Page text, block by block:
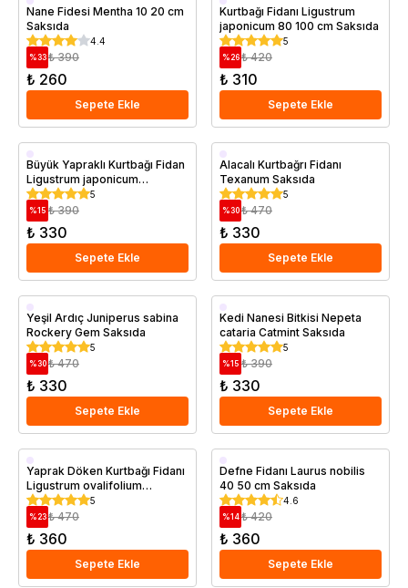
Saksıda
Nane Fidesi Mentha 10 20 cm
Saksıda
4.4
%33 ₺ 390
₺ 260
Sepete Ekle
Saksıda
Kurtbağı Fidanı Ligustrum
japonicum 80 100 cm Saksıda
5
% 26 ₺ 420
₺ 310
Sepete Ekle
Saksıda
Büyük Yapraklı Kurtbağı Fidan
Ligustrum japonicum
Texanum 30 50 cm Saksıda
5
%15 ₺ 390
₺ 330
Sepete Ekle
Saksıda
Alacalı Kurtbağrı Fidanı
Texanum Saksıda
5
%30 ₺ 470
₺ 330
Sepete Ekle
Saksıda
Yeşil Ardıç Juniperus sabina
Rockery Gem Saksıda
5
%30 ₺ 470
₺ 330
Sepete Ekle
Saksıda
Kedi Nanesi Bitkisi Nepeta
cataria Catmint Saksıda
5
%15 ₺ 390
₺ 330
Sepete Ekle
Saksıda
Yaprak Döken Kurtbağı Fidanı
Ligustrum ovalifolium
California Privet Saksıda
5
% 23 ₺ 470
₺ 360
Sepete Ekle
Saksıda
Defne Fidanı Laurus nobilis
40 50 cm Saksıda
4.6
%14 ₺ 420
₺ 360
Sepete Ekle